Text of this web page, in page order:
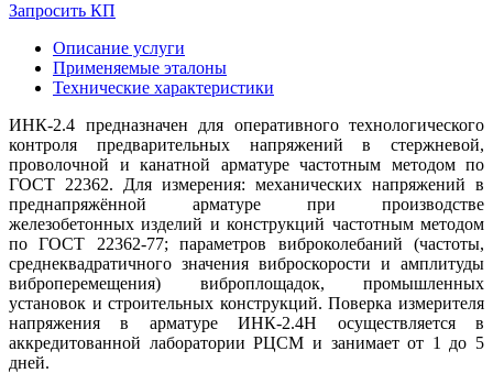
Запросить КП
Описание услуги
Применяемые эталоны
Технические характеристики
ИНК-2.4 предназначен для оперативного технологического
контроля предварительных напряжений в стержневой,
проволочной и канатной арматуре частотным методом по
ГОСТ 22362. Для измерения: механических напряжений в
преднапряжённой арматуре при производстве
железобетонных изделий и конструкций частотным методом
по ГОСТ 22362-77; параметров виброколебаний (частоты,
среднеквадратичного значения виброскорости и амплитуды
виброперемещения) виброплощадок, промышленных
установок и строительных конструкций. Поверка измерителя
напряжения в арматуре ИНК-2.4Н осуществляется в
аккредитованной лаборатории РЦСМ и занимает от 1 до 5
дней.